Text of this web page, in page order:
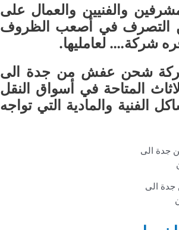
والفنيين والعمال على
التصرف في أصعب الظروف
شركة…. لعامليها.
شحن عفش من جدة الى
المتاحة في أسواق النقل
الفنية والمادية التي تواجه
الى